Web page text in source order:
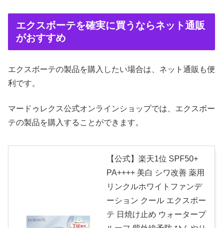
エクスボーテを確実に買うならネット通販
がおすすめ
エクスボーテの製品を購入したい場合は、ネット通販も便
利です。
マードゥレクス公式オンラインショップでは、エクスボー
テの製品を購入することができます。
【公式】楽天1位 SPF50+
PA++++ 美白 シワ改善 薬用
リンクルホワイトファンデ
ーション クール エクスボー
テ 日焼け止め ウォータープ